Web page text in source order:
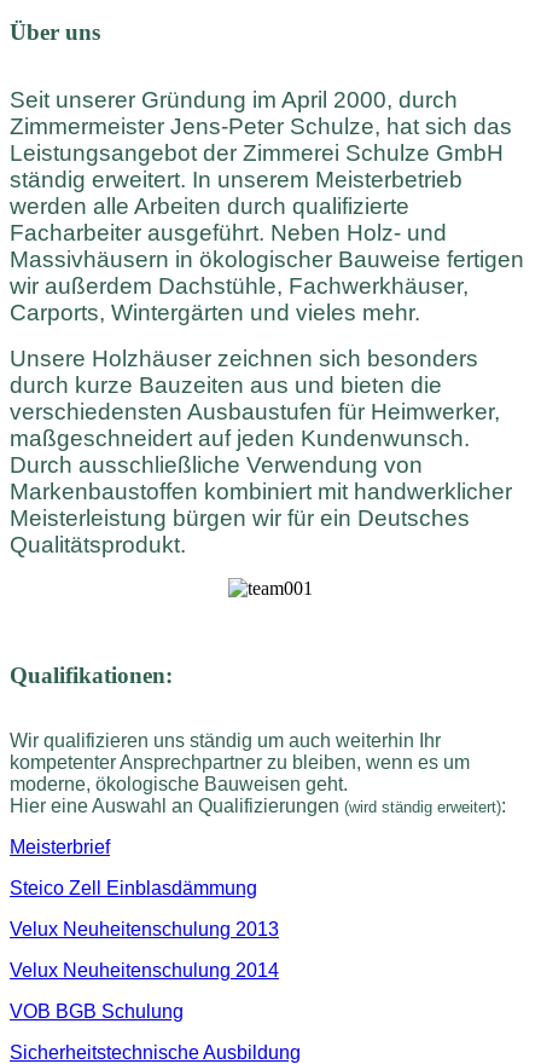
Über uns
Seit unserer Gründung im April 2000, durch
Zimmermeister Jens-Peter Schulze, hat sich das
Leistungsangebot der Zimmerei Schulze GmbH
ständig erweitert. In unserem Meisterbetrieb
werden alle Arbeiten durch qualifizierte
Facharbeiter ausgeführt. Neben Holz- und
Massivhäusern in ökologischer Bauweise fertigen
wir außerdem Dachstühle, Fachwerkhäuser,
Carports, Wintergärten und vieles mehr.
Unsere Holzhäuser zeichnen sich besonders
durch kurze Bauzeiten aus und bieten die
verschiedensten Ausbaustufen für Heimwerker,
maßgeschneidert auf jeden Kundenwunsch.
Durch ausschließliche Verwendung von
Markenbaustoffen kombiniert mit handwerklicher
Meisterleistung bürgen wir für ein Deutsches
Qualitätsprodukt.
Qualifikationen:
Wir qualifizieren uns ständig um auch weiterhin Ihr
kompetenter Ansprechpartner zu bleiben, wenn es um
moderne, ökologische Bauweisen geht.
Hier eine Auswahl an Qualifizierungen (wird ständig erweitert):
Meisterbrief
Steico Zell Einblasdämmung
Velux Neuheitenschulung 2013
Velux Neuheitenschulung 2014
VOB BGB Schulung
Sicherheitstechnische Ausbildung